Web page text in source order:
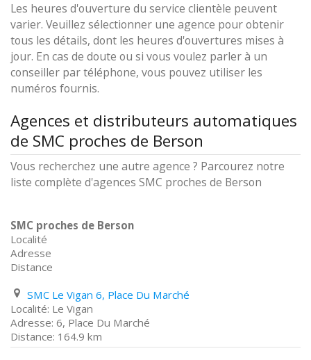
Les heures d'ouverture du service clientèle peuvent
varier. Veuillez sélectionner une agence pour obtenir
tous les détails, dont les heures d'ouvertures mises à
jour. En cas de doute ou si vous voulez parler à un
conseiller par téléphone, vous pouvez utiliser les
numéros fournis.
Agences et distributeurs automatiques
de SMC proches de Berson
Vous recherchez une autre agence ? Parcourez notre
liste complète d'agences SMC proches de Berson
SMC proches de Berson
Localité
Adresse
Distance
SMC Le Vigan 6, Place Du Marché
Le Vigan
6, Place Du Marché
164.9 km